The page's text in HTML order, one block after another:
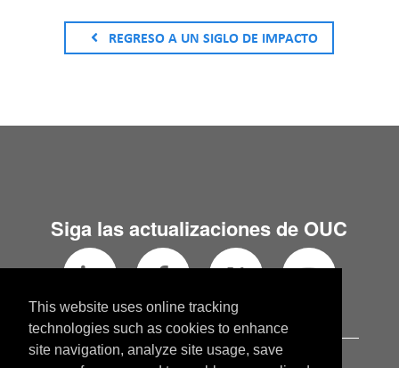
REGRESO A UN SIGLO DE IMPACTO
Siga las actualizaciones de OUC
This website uses online tracking
technologies such as cookies to enhance
site navigation, analyze site usage, save